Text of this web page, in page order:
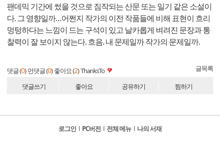
팬데믹 기간에 썼을 것으로 짐작되는 산문 또는 일기 같은 소설이
다. 그 영향일까…어쩐지 작가의 이전 작품들에 비해 표현이 흐리
멍텅하다는 느낌이 드는 구석이 있고 날카롭게 벼려진 문장과 통
찰력이 잘 보이지 않는다. 흐음. 내 문제일까 작가의 문제일까.
댓글 (0) 먼댓글 (0) 좋아요 (2)ThanksTo 글목록
댓글쓰기 좋아요 공유하기 찜하기
로그인 l PC버전 l 전체 메뉴 l 나의 서재